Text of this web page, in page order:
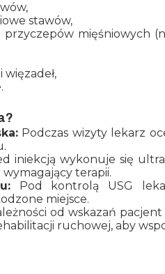
stawów,
mięśniowych
więzadeł,
Podczas wizyty lekarz
iniekcją wykonuje się
terapii.
Pod kontrolą USG
miejsce.
od wskazań
ruchowej, aby